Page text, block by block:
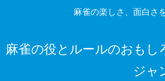
麻雀の楽しさ、面白さ
麻雀の役とルールのおもし
ジャ